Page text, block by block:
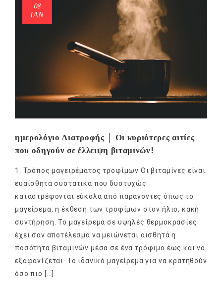
08
ΙΑΝ
ημερολόγιο Διατροφής │ Οι κυριότερες αιτίες
που οδηγούν σε έλλειψη βιταμινών!
1. Τρόπος μαγειρέματος τροφίμων Οι βιταμίνες είναι
ευαίσθητα συστατικά που δυστυχώς
καταστρέφονται εύκολα από παράγοντες όπως το
μαγείρεμα, η έκθεση των τροφίμων στον ήλιο, κακή
συντήρηση. Το μαγείρεμα σε υψηλές θερμοκρασίες
έχει σαν αποτέλεσμα να μειώνεται αισθητά η
ποσότητα βιταμινών μέσα σε ένα τρόφιμο έως και να
εξαφανίζεται. Το ιδανικό μαγείρεμα για να κρατηθούν
όσο πιο […]